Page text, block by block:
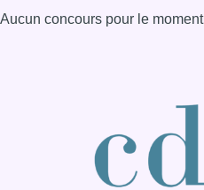
Aucun concours pour le moment